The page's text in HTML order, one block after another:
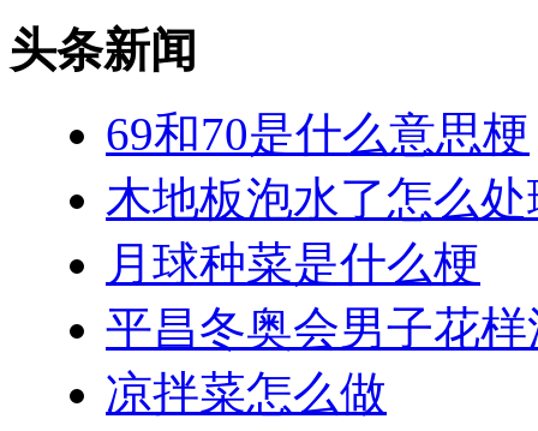
头条新闻
69和70是什么意思梗
木地板泡水了怎么处
月球种菜是什么梗
平昌冬奥会男子花
凉拌菜怎么做